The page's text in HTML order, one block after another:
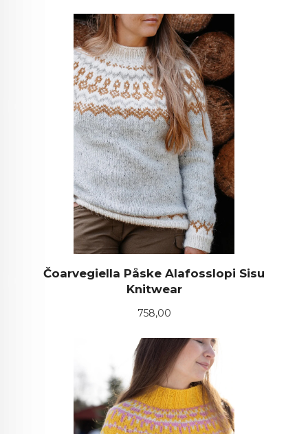
Čoarvegiella Påske Alafosslopi Sisu
Knitwear
Pris
758,00